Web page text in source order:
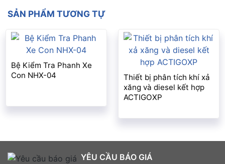
SẢN PHẨM TƯƠNG TỰ
Bệ Kiểm Tra Phanh Xe
Con NHX-04
Thiết bị phân tích khí xả
xăng và diesel kết hợp
ACTIGOXP
YÊU CẦU BÁO GIÁ